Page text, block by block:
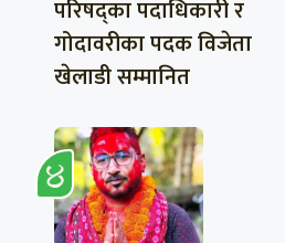
परिषद्का पदाधिकारी र
गोदावरीका पदक विजेता
खेलाडी सम्मानित